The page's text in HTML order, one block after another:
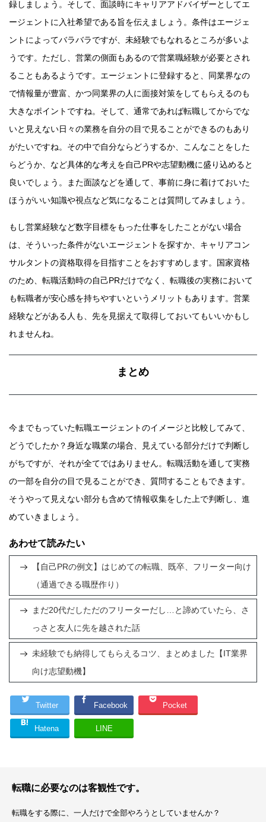
録しましょう。そして、面談時にキャリアアドバイザーとしてエ
ージェントに入社希望である旨を伝えましょう。条件はエージェ
ントによってバラバラですが、未経験でもなれるところが多いよ
うです。ただし、営業の側面もあるので営業職経験が必要とされ
ることもあるようです。エージェントに登録すると、同業界なの
で情報量が豊富、かつ同業界の人に面接対策をしてもらえるのも
大きなポイントですね。そして、通常であれば転職してからでな
いと見えない日々の業務を自分の目で見ることができるのもあり
がたいですね。その中で自分ならどうするか、こんなことをした
らどうか、など具体的な考えを自己PRや志望動機に盛り込めると
良いでしょう。また面談などを通して、事前に身に着けておいた
ほうがいい知識や視点など気になることは質問してみましょう。
もし営業経験など数字目標をもった仕事をしたことがない場合
は、そういった条件がないエージェントを探すか、キャリアコン
サルタントの資格取得を目指すことをおすすめします。国家資格
のため、転職活動時の自己PRだけでなく、転職後の実務において
も転職者が安心感を持ちやすいというメリットもあります。営業
経験などがある人も、先を見据えて取得しておいてもいいかもし
れませんね。
まとめ
今までもっていた転職エージェントのイメージと比較してみて、
どうでしたか？身近な職業の場合、見えている部分だけで判断し
がちですが、それが全てではありません。転職活動を通して実務
の一部を自分の目で見ることができ、質問することもできます。
そうやって見えない部分も含めて情報収集をした上で判断し、進
めていきましょう。
あわせて読みたい
【自己PRの例文】はじめての転職、既卒、フリーター向け
（通過できる職歴作り）
まだ20代だしただのフリーターだし…と諦めていたら、さ
っさと友人に先を越された話
未経験でも納得してもらえるコツ、まとめました【IT業界
向け志望動機】
Twitter Facebook Pocket
Hatena LINE
転職に必要なのは客観性です。
転職をする際に、一人だけで全部やろうとしていませんか？